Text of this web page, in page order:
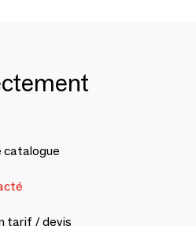
catalogue
tarif / devis